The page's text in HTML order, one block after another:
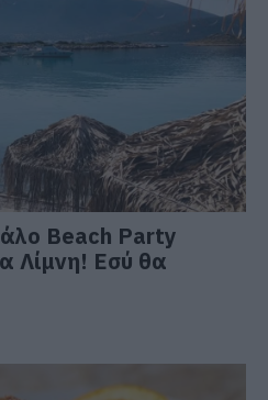
Beach Party
Λίμνη! Εσύ θα